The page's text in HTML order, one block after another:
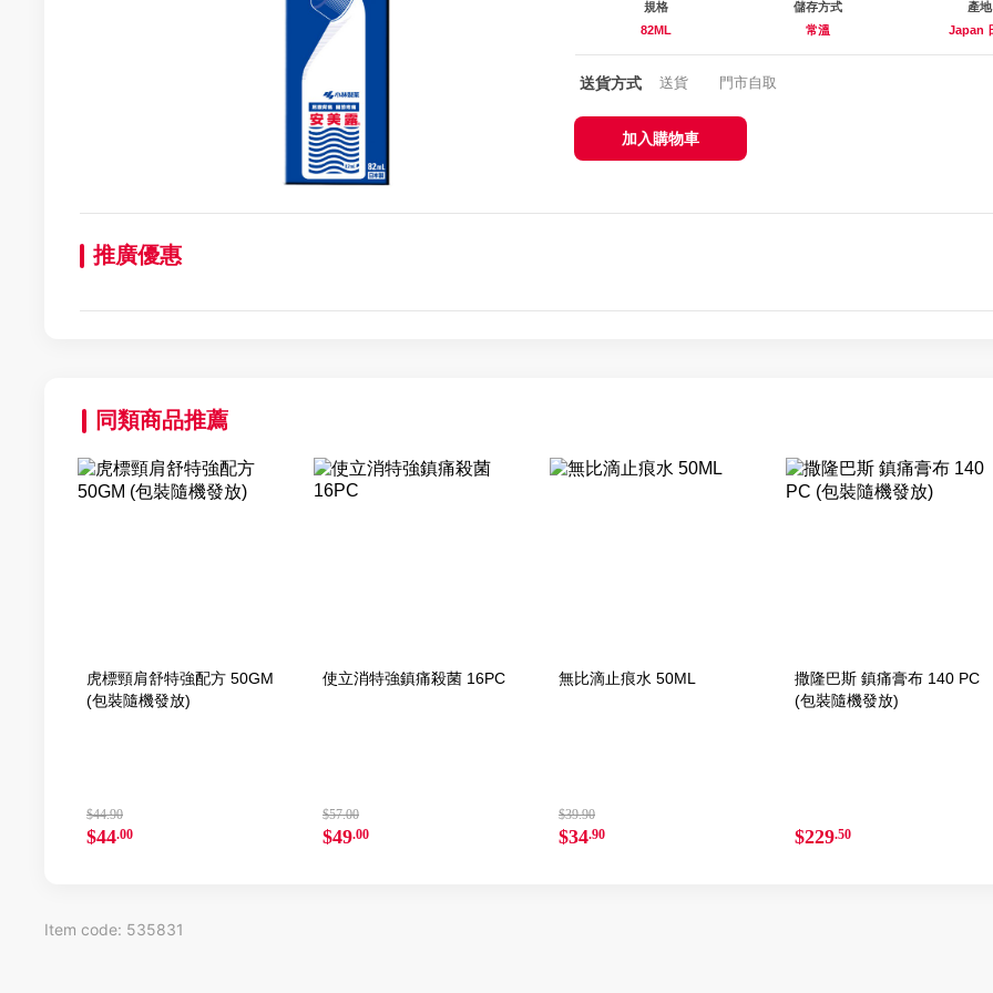
規格
82ML
儲存方式
常溫
產地
Japan
送貨方式 送貨 門市自取
加入購物車
推廣優惠
同類商品推薦
虎標頸肩舒特強配方 50GM
(包裝隨機發放)
$44.90
$44.00
使立消特強鎮痛殺菌 16PC
$57.00
$49.00
無比滴止痕水 50ML
$39.90
$34.90
撒隆巴斯 鎮痛膏布 140 PC
(包裝隨機發放)
$229.50
Item code: 535831